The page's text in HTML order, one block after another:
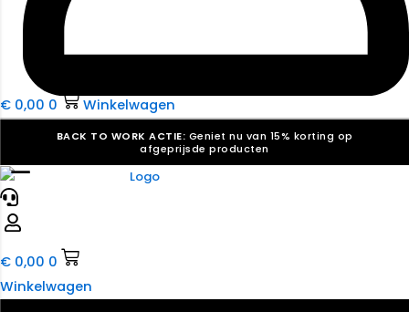
€ 0,00 0 Winkelwagen
BACK TO WORK ACTIE: Geniet nu van 15% korting op
afgeprijsde producten
Verkiezingsdrukwerk nodig? Maak indruk, win stemmen.
☰
€ 0,00 0
Winkelwagen